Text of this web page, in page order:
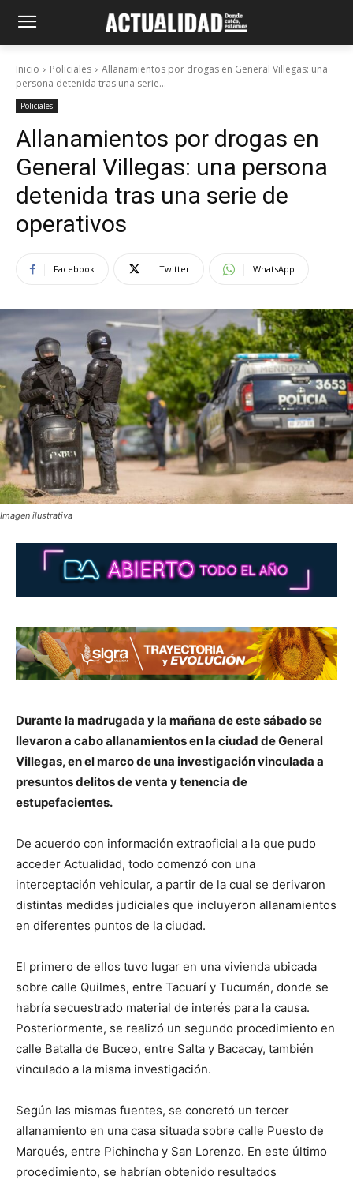
Inicio Policiales
Allanamientos por drogas en General Villegas: una
persona detenida tras una serie...
Policiales
Allanamientos por drogas en
General Villegas: una persona
detenida tras una serie de
operativos
Facebook Twitter WhatsApp
Imagen ilustrativa
Durante la madrugada y la mañana de este sábado se
llevaron a cabo allanamientos en la ciudad de General
Villegas, en el marco de una investigación vinculada a
presuntos delitos de venta y tenencia de
estupefacientes.
De acuerdo con información extraoficial a la que pudo
acceder Actualidad, todo comenzó con una
interceptación vehicular, a partir de la cual se derivaron
distintas medidas judiciales que incluyeron allanamientos
en diferentes puntos de la ciudad.
El primero de ellos tuvo lugar en una vivienda ubicada
sobre calle Quilmes, entre Tacuarí y Tucumán, donde se
habría secuestrado material de interés para la causa.
Posteriormente, se realizó un segundo procedimiento en
calle Batalla de Buceo, entre Salta y Bacacay, también
vinculado a la misma investigación.
Según las mismas fuentes, se concretó un tercer
allanamiento en una casa situada sobre calle Puesto de
Marqués, entre Pichincha y San Lorenzo. En este último
procedimiento, se habrían obtenido resultados